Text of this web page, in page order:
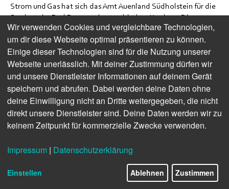
Strom und Gas hat sich das Amt Auenland Südholstein für die
Stadtwerke Bad Bramstedt entschieden. Konkret: Die
Liegenschaften der Gemeinden Alveslohe, Hartenholm,
Hasenmoor, Lentföhrden, Nützen und Schmalfeld sowie alle
Verbrauchsstellen des Amtes Auenland Südholstein
bekommen seit dem 1. Januar 2024 Ökostrom und Ökogas
von den Stadtwerken.
Nachhaltige Energie für die Region
Der Versorgungsvertrag für die kommenden drei Jahre wurde
noch im letzten Jahr offiziell bei der Amtsverwaltung
Stadtwerken Bad Bramstedt ab sofort einen regionalen und
Amtsdirektor Torsten Ridder bei dem Termin.
Wir verwenden Cookies und vergleichbare Technologien,
um dir diese Webseite optimal präsentieren zu können.
Einige dieser Technologien sind für die Nutzung unserer
Webseite unerlässlich. Mit deiner Zustimmung dürfen wir
und unsere Dienstleister Informationen auf deinem Gerät
speichern und abrufen. Dabei werden deine Daten ohne
deine Einwilligung nicht an Dritte weitergegeben, die nicht
direkt unsere Dienstleister sind. Deine Daten werden wir zu
keinem Zeitpunkt für kommerzielle Zwecke verwenden.
Impressum | Datenschutzerklärung
Einstellen Ablehnen Zustimmen